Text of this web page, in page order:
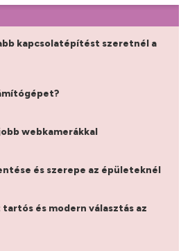
kapcsolatépítést szeretnél a
webkamerákkal
és szerepe az épületeknél
és modern választás az